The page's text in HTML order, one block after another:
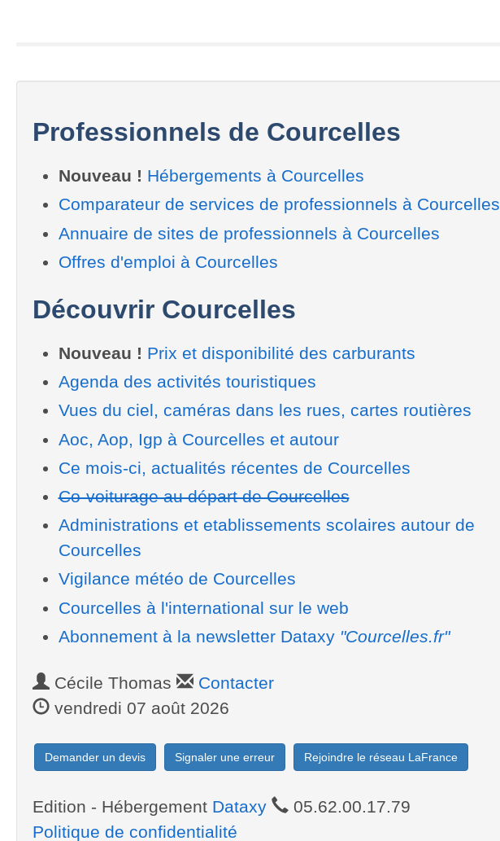
Professionnels de Courcelles
Nouveau ! Hébergements à Courcelles
Comparateur de services de professionnels à Courcelles
Annuaire de sites de professionnels à Courcelles
Offres d'emploi à Courcelles
Découvrir Courcelles
Nouveau ! Prix et disponibilité des carburants
Agenda des activités touristiques
Vues du ciel, caméras dans les rues, cartes routières
Aoc, Aop, Igp à Courcelles et autour
Ce mois-ci, actualités récentes de Courcelles
Co-voiturage au départ de Courcelles
Administrations et etablissements scolaires autour de
Courcelles
Vigilance météo de Courcelles
Courcelles à l'international sur le web
Abonnement à la newsletter Dataxy "Courcelles.fr"
Cécile Thomas
Contacter
vendredi 07 août 2026
Demander un devis Signaler une erreur Rejoindre le réseau LaFrance
Edition - Hébergement Dataxy
05.62.00.17.79
Politique de confidentialité